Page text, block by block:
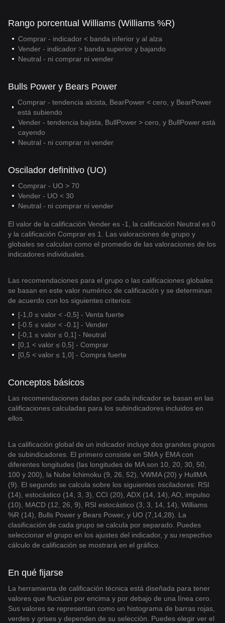
Rango porcentual Williams (Williams %R)
Comprar - indicador < banda inferior y al alza
Vender - indicador > banda superior y bajando
Neutral - ni comprar ni vender
Bulls Power y Bears Power
Comprar - tendencia alcista, BearPower < cero, y BearPower
está subiendo
Vender - tendencia bajista, BullPower > cero, y BullPower está
cayendo
Neutral - ni comprar ni vender
Oscilador definitivo (UO)
Comprar - UO > 70
Vender - UO < 30
Neutral - ni comprar ni vender
El valor de la calificación Vender es -1, la calificación Neutral es 0
y la calificación Comprar es 1. Las valoraciones de grupo y
globales se calculan como el promedio de las valoraciones de los
indicadores individuales.
Las recomendaciones para el grupo o las calificaciones globales
se basan en este valor numérico de calificación y se determinan
de acuerdo con los siguientes criterios:
[-1,0 ≤ valor < -0,5] - Venta fuerte
[-0.5 ≤ valor < -0.1] - Vender
[-0,1 ≤ valor ≤ 0,1] - Neutral
[0,1 < valor ≤ 0,5] - Comprar
[0,5 < valor ≤ 1,0] - Compra fuerte
Conceptos básicos
Las recomendaciones dadas por cada indicador se basan en las
calificaciones calculadas para los subindicadores incluidos en
ellos.
La calificación global de un indicador incluye dos grandes grupos
de subindicadores. El primero consiste en SMA y EMA con
diferentes longitudes (las longitudes de MA son 10, 20, 30, 50,
100 y 200), la Nube Ichimoku (9, 26, 52), VWMA (20) y HullMA
(9). El segundo se calcula sobre los siguientes osciladores: RSI
(14), estocástico (14, 3, 3), CCI (20), ADX (14, 14), AO, impulso
(10), MACD (12, 26, 9), RSI estocástico (3, 3, 14, 14), Williams
%R (14), Bulls Power y Bears Power, y UO (7,14,28). La
clasificación de cada grupo se calcula por separado. Puedes
seleccionar el grupo en los ajustes del indicador, y su respectivo
cálculo de calificación se mostrará en el gráfico.
En qué fijarse
La herramienta de calificación técnica está diseñada para tener
valores que fluctúan por encima y por debajo de una línea cero.
Sus valores se representan como un histograma de barras rojas,
verdes y grises y dependen de su selección. Puedes elegir ver el